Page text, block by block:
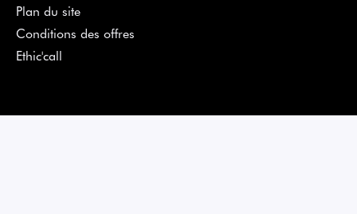
Plan du site
Conditions des offres
Ethic'call